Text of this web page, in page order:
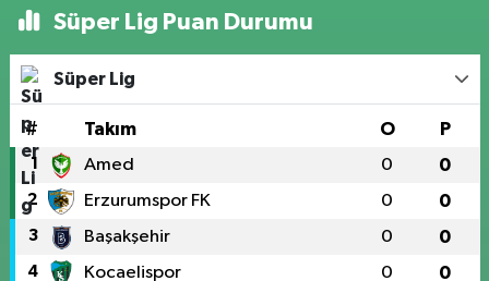
Süper Lig Puan Durumu
Süper Lig
# Takım O P
1 Amed 0 0
2 Erzurumspor FK 0 0
3 Başakşehir 0 0
4 Kocaelispor 0 0